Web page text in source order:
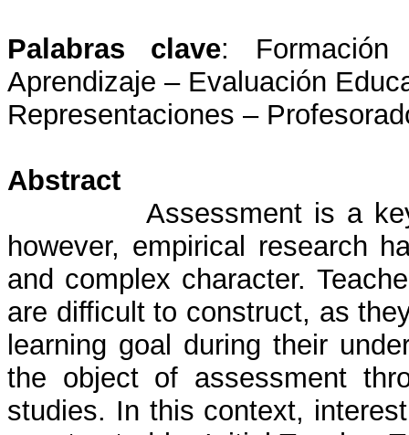
Palabras clave:
Aprendizaje – Evaluación
Representaciones –
Abstract
Assessment is a
however, empirical research
and complex character.
are difficult to construct, as
learning goal during their
the object of assessment
studies. In this context,